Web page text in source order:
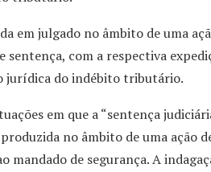
em julgado no âmbito de uma
com a respectiva
jurídica do indébito tributário.
em que a “sentença
no âmbito de uma ação
de segurança. A